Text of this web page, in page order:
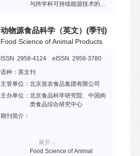
与跨学科可持续能源技术的前
焦低碳技术、能源安全与全球
合作，为能源转型提供创新解
能源系统转型、跨学科协同、
稿件类型主要包括研究论文、
综述及观点展望。
动物源食品科学（英文） (季刊)
Food Science of Animal Products
ISSN 2958-4124 eISSN 2958-3780
语种： 英文刊
主管单位： 北京首农食品集团有限公司
主办单位： 北京食品科学研究院、中国肉
类食品综合研究中心
期刊简介：
展开
Food Science of Animal